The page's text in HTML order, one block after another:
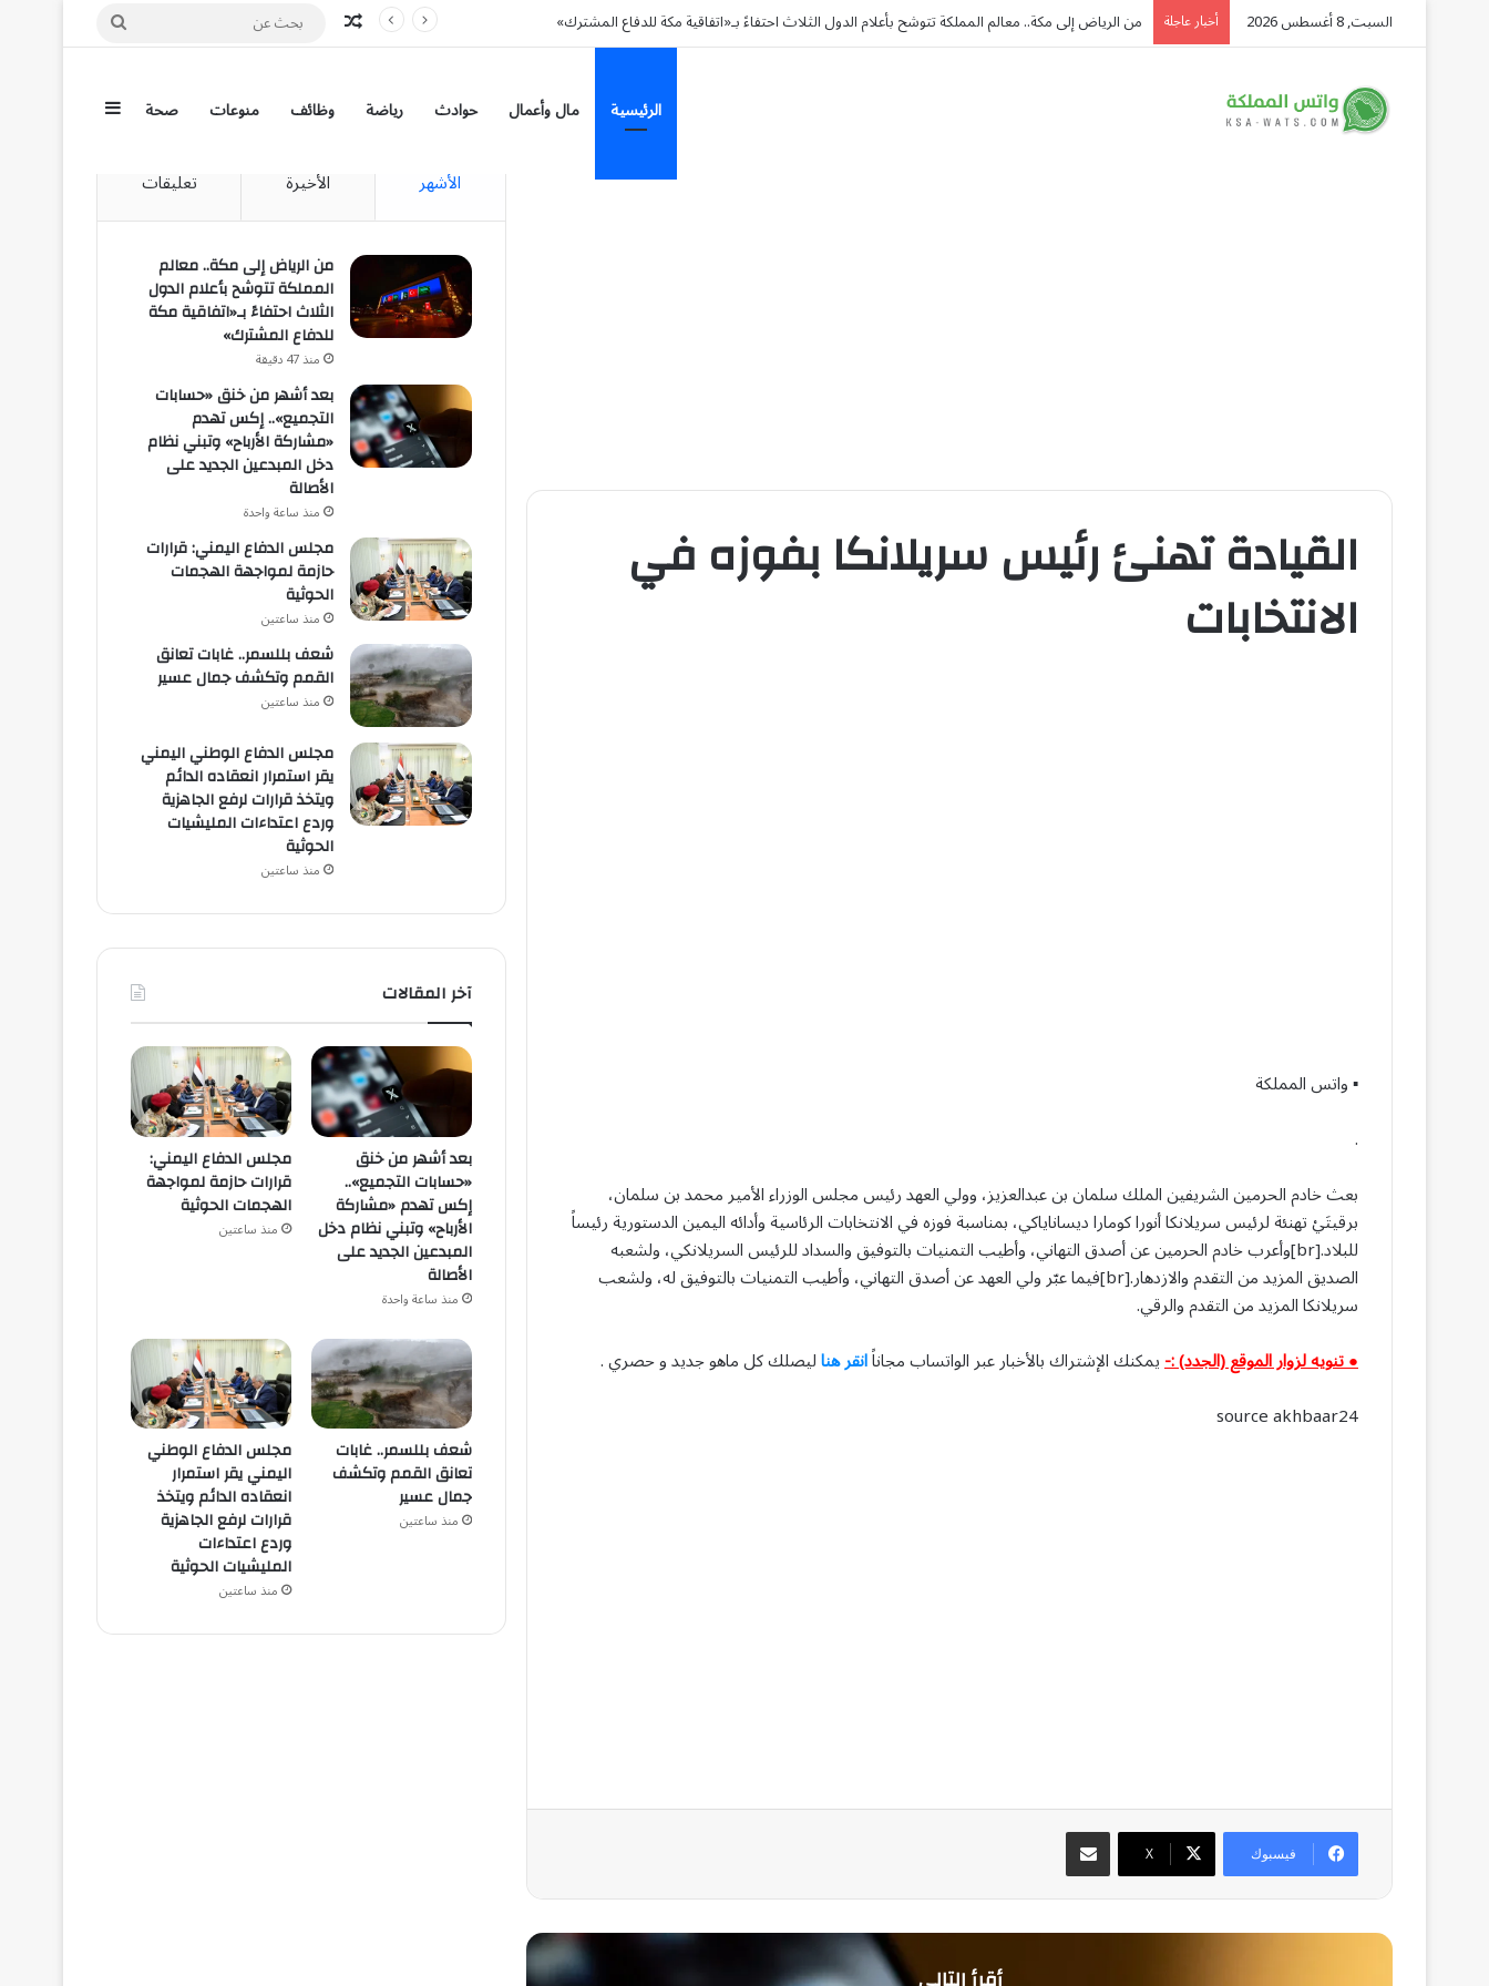
السبت, 8 أغسطس 2026 أخبار عاجلة من الرياض إلى مكة.. معالم المملكة تتوشح بأعلام الدول الثلاث احتفاءً بـ«اتفاقية مكة للدفاع المشترك» مقال عشوائي
بحث
الرئيسية مال وأعمال حوادث رياضة وظائف منوعات صحة إضافة عمود
القيادة تهنئ رئيس سريلانكا بفوزه في
الانتخابات
▪︎ واتس المملكة
.
بعث خادم الحرمين الشريفين الملك سلمان بن عبدالعزيز، وولي العهد رئيس مجلس الوزراء الأمير محمد بن سلمان،
برقيتَيْ تهنئة لرئيس سريلانكا أنورا كومارا ديساناياكي، بمناسبة فوزه في الانتخابات الرئاسية وأدائه اليمين الدستورية رئيساً
للبلاد.[br]وأعرب خادم الحرمين عن أصدق التهاني، وأطيب التمنيات بالتوفيق والسداد للرئيس السريلانكي، ولشعبه
الصديق المزيد من التقدم والازدهار.[br]فيما عبّر ولي العهد عن أصدق التهاني، وأطيب التمنيات بالتوفيق له، ولشعب
سريلانكا المزيد من التقدم والرقي.
● تنويه لزوار الموقع (الجدد) :-يمكنك الإشتراك بالأخبار عبر الواتساب مجاناًانقر هناليصلك كل ماهو جديد و حصري .
source akhbaar24
فيسبوك ‫X
مشاركة عبر البريد
الأشهر الأخيرة تعليقات
من الرياض إلى مكة.. معالم
المملكة تتوشح بأعلام الدول
الثلاث احتفاءً بـ«اتفاقية مكة
للدفاع المشترك»
منذ 47 دقيقة
بعد أشهر من خنق «حسابات
التجميع».. إكس تهدم
«مشاركة الأرباح» وتبني نظام
دخل المبدعين الجديد على
الأصالة
منذ ساعة واحدة
مجلس الدفاع اليمني: قرارات
حازمة لمواجهة الهجمات
الحوثية
منذ ساعتين
شعف بللسمر.. غابات تعانق
القمم وتكشف جمال عسير
منذ ساعتين
مجلس الدفاع الوطني اليمني
يقر استمرار انعقاده الدائم
ويتخذ قرارات لرفع الجاهزية
وردع اعتداءات المليشيات
الحوثية
منذ ساعتين
آخر المقالات
بعد أشهر من خنق
«حسابات التجميع»..
إكس تهدم «مشاركة
الأرباح» وتبني نظام دخل
المبدعين الجديد على
الأصالة
منذ ساعة واحدة
مجلس الدفاع اليمني:
قرارات حازمة لمواجهة
الهجمات الحوثية
منذ ساعتين
شعف بللسمر.. غابات
تعانق القمم وتكشف
جمال عسير
منذ ساعتين
مجلس الدفاع الوطني
اليمني يقر استمرار
انعقاده الدائم ويتخذ
قرارات لرفع الجاهزية
وردع اعتداءات
المليشيات الحوثية
منذ ساعتين